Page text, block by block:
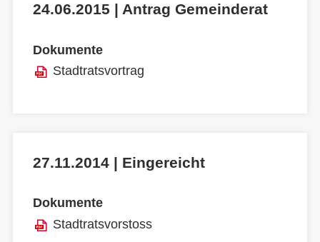
24.06.2015 | Antrag Gemeinderat
Dokumente
Stadtratsvortrag
27.11.2014 | Eingereicht
Dokumente
Stadtratsvorstoss